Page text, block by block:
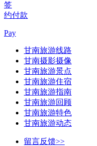
签
约付款
Pay
甘南旅游线路
甘南摄影摄像
甘南旅游景点
甘南旅游住宿
甘南旅游指南
甘南旅游回顾
甘南旅游特色
甘南旅游动态
留言反馈>>